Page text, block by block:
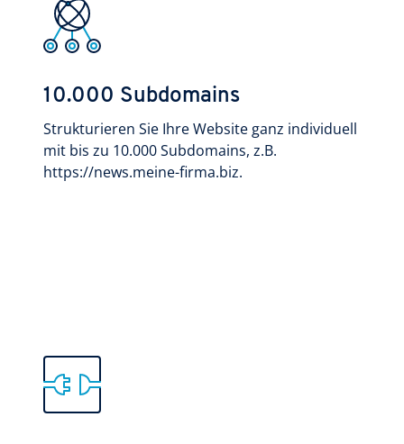
10.000 Subdomains
Strukturieren Sie Ihre Website ganz individuell
mit bis zu 10.000 Subdomains, z.B.
https://news.meine-firma.biz.